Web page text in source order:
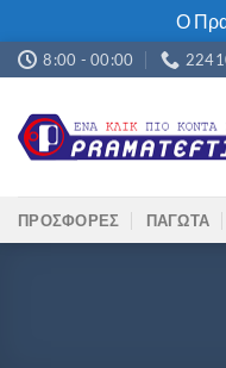
Ο
Μετάβαση
στο
περιεχόμενο
8:00 - 00:00
ΠΡΟΣΦΟΡΕΣ ΠΑΓΩΤΑ